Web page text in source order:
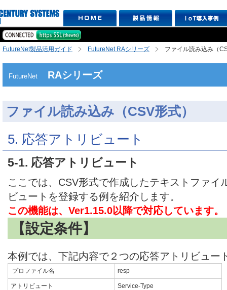
FutureNet製品活用ガイド FutureNet RAシリーズ ファイル読み込み（
FutureNet RAシリーズ
ファイル読み込み（CSV形式）
5. 応答アトリビュート
5-1. 応答アトリビュート
ここでは、CSV形式で作成したテキストファイ
ビュートを登録する例を紹介します。
この機能は、Ver1.15.0以降で対応しています。
【設定条件】
本例では、下記内容で２つの応答アトリビュー
プロファイル名 resp
アトリビュート Service-Type